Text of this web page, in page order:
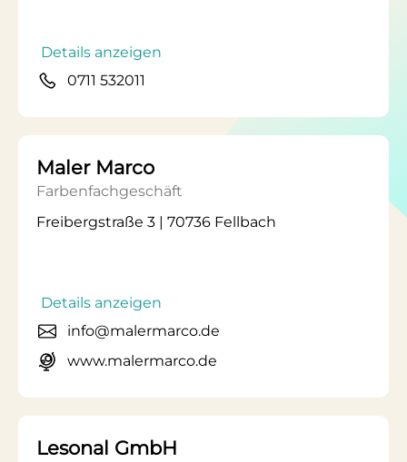
Details anzeigen
0711 532011
Maler Marco
Farbenfachgeschäft
Freibergstraße 3 | 70736 Fellbach
Details anzeigen
info@malermarco.de
www.malermarco.de
Lesonal GmbH